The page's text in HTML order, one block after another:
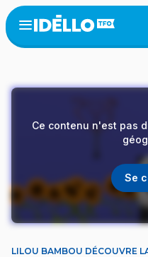
Aller
au
contenu
Open
menu
Ce contenu n'est pas
Se
LILOU BAMBOU DÉCOUVRE